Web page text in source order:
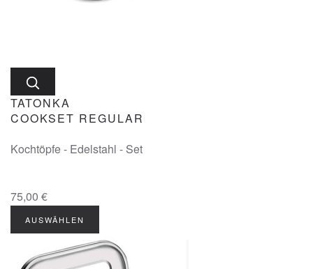
TATONKA
COOKSET REGULAR
Kochtöpfe - Edelstahl - Set
75,00 €